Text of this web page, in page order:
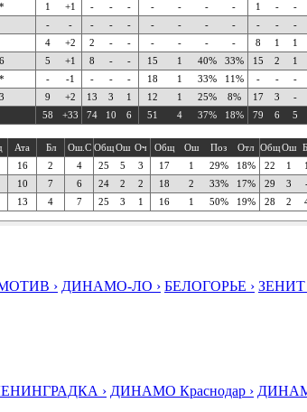
* 1 +1 - - - - - - - 1 - -
- - - - - - - - - - - -
4 +2 2 - - - - - - 8 1 1
6 5 +1 8 - - 15 1 40% 33% 15 2 1
* - -1 - - - 18 1 33% 11% - - -
3 9 +2 13 3 1 12 1 25% 8% 17 3 -
58 +33 74 10 6 51 4 37% 18% 79 6 5
Ата Бл Ош.С ОбщОш Оч Общ Ош Поз Отл ОбщОш
16 2 4 25 5 3 17 1 29% 18% 22 1 1
10 7 6 24 2 2 18 2 33% 17% 29 3
13 4 7 25 3 1 16 1 50% 19% 28 2
› ДИНАМО-ЛО › БЕЛОГОРЬЕ › ЗЕНИТ
› ДИНАМО Краснодар ›